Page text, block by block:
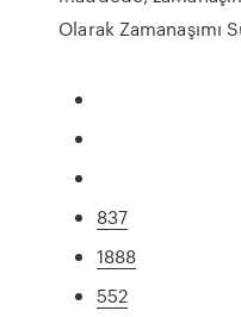
Olarak Zamanaşımı
837
1888
552